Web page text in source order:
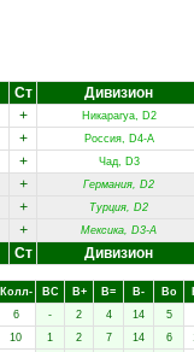
Ст Дивизион
+
Никарагуа, D2
+
Россия, D4-A
+
Чад, D3
+
Германия, D2
+
Турция, D2
+ Мексика, D3-A
Ст Дивизион
Колл- ВC В+ В= В- Вo
6 - 2 4 14
5
10 1 2 7 14 6